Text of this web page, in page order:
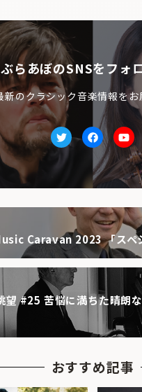
ぶらあぼのSNSをフォ
新のクラシック音楽情報をお
Twitterfacebook
Caravan 2023 「ス
望 #25 苦悩に満ちた晴朗な
おすすめ記事